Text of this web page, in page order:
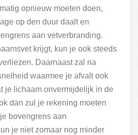
opnieuw moeten doen,
op den duur daalt en
aan vetverbranding.
krijgt, kun je ook steeds
Daarnaast zal na
waarmee je afvalt ook
je lichaam onvermijdelijk in de
dan zul je rekening moeten
bovengrens aan
je niet zomaar nog minder